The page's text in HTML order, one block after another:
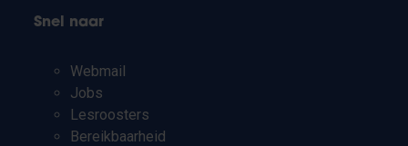
Snel naar
Webmail
Jobs
Lesroosters
Bereikbaarheid